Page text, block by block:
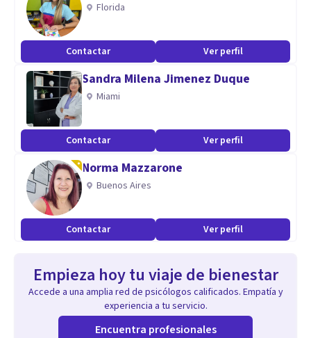
Florida
Contactar Ver perfil
Sandra Milena Jimenez Duque
Miami
Contactar Ver perfil
Norma Mazzarone
Buenos Aires
Contactar Ver perfil
Empieza hoy tu viaje de bienestar
Accede a una amplia red de psicólogos calificados. Empatía y
experiencia a tu servicio.
Encuentra profesionales